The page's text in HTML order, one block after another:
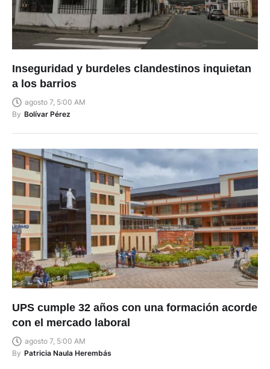
Inseguridad y burdeles clandestinos inquietan
a los barrios
agosto 7, 5:00 AM
By Bolívar Pérez
UPS cumple 32 años con una formación acorde
con el mercado laboral
agosto 7, 5:00 AM
By Patricia Naula Herembás